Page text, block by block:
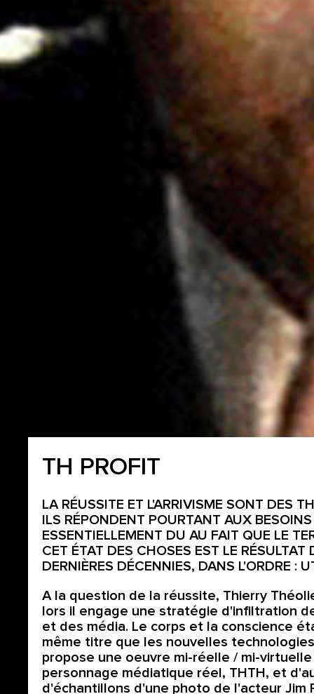
TH PROFIT
LA RÉUSSITE ET L'ARRIVISME SONT DES
ILS RÉPONDENT POURTANT AUX
ESSENTIELLEMENT DU AU FAIT QUE LE
CET ÉTAT DES CHOSES EST LE
DERNIÈRES DÉCENNIES, DANS L'ORDRE :
A la question de la réussite, Thierry
lors il engage une stratégie d'infiltration
et des média. Le corps et la conscience
même titre que les nouvelles
propose une oeuvre mi-réelle / mi-
personnage médiatique réel, THTH, et
d'échantillons d'une photo de l'acteur Jim